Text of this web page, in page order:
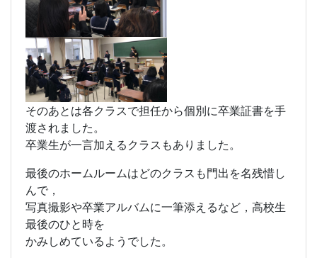
そのあとは各クラスで担任から個別に卒業証書を手
渡されました。
卒業生が一言加えるクラスもありました。
最後のホームルームはどのクラスも門出を名残惜し